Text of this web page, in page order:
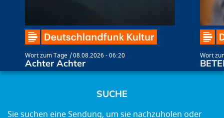
Wort zum Tage 08.08.2026 - 06:20
Achter Achter
Wort
SUCHE